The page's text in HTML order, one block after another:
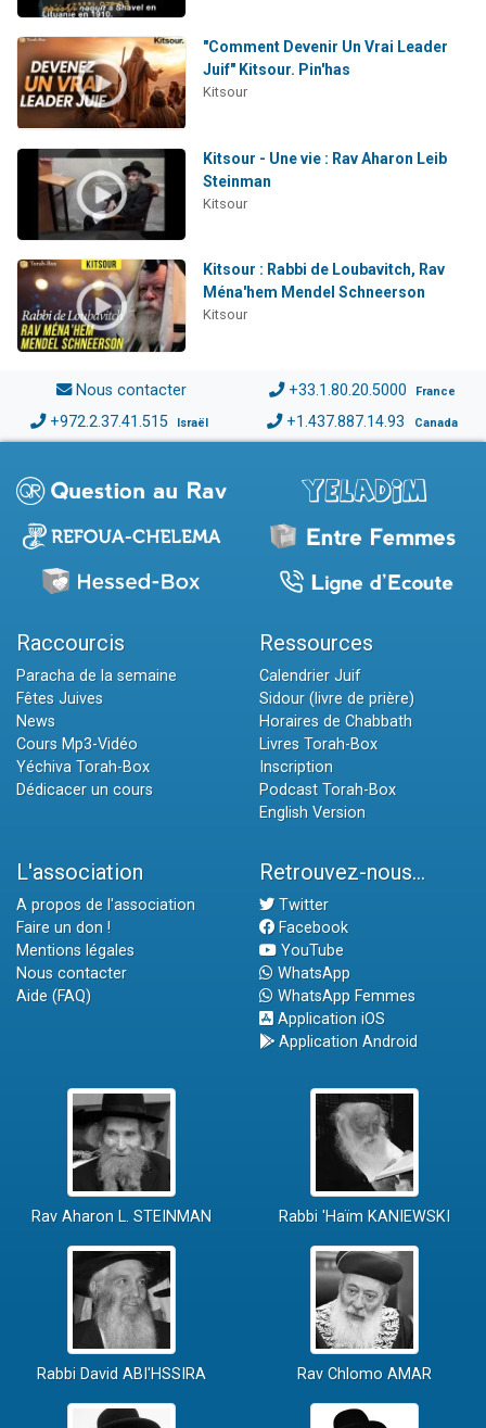
"Comment Devenir Un Vrai Leader
Juif" Kitsour. Pin'has
Kitsour
Kitsour - Une vie : Rav Aharon Leib
Steinman
Kitsour
Kitsour : Rabbi de Loubavitch, Rav
Ména'hem Mendel Schneerson
Kitsour
Nous contacter +33.1.80.20.5000 France
+972.2.37.41.515 Israël +1.437.887.14.93 Canada
Raccourcis
Paracha de la semaine
Fêtes Juives
News
Cours Mp3-Vidéo
Yéchiva Torah-Box
Dédicacer un cours
Ressources
Calendrier Juif
Sidour (livre de prière)
Horaires de Chabbath
Livres Torah-Box
Inscription
Podcast Torah-Box
English Version
L'association
A propos de l'association
Faire un don !
Mentions légales
Nous contacter
Aide (FAQ)
Retrouvez-nous...
Twitter
Facebook
YouTube
WhatsApp
WhatsApp Femmes
Application iOS
Application Android
Rav Aharon L. STEINMAN Rabbi 'Haïm KANIEWSKI
Rabbi David ABI'HSSIRA Rav Chlomo AMAR